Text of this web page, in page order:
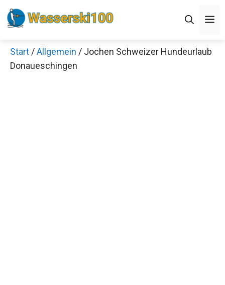
Zum
Inhalt
Start /Allgemein / Jochen Schweizer Hundeurlaub
Donaueschingen